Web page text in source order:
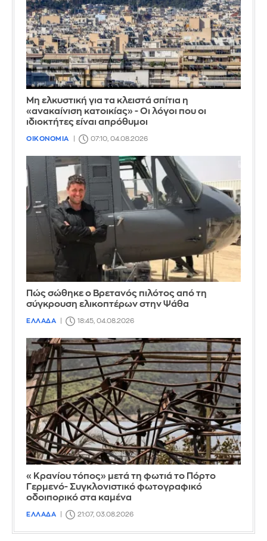
Μη ελκυστική για τα κλειστά σπίτια η
«ανακαίνιση κατοικίας» - Οι λόγοι που οι
ιδιοκτήτες είναι απρόθυμοι
ΟΙΚΟΝΟΜΙΑ 07:10, 04.08.2026
Πώς σώθηκε ο Βρετανός πιλότος από τη
σύγκρουση ελικοπτέρων στην Ψάθα
ΕΛΛΑΔΑ 18:45, 04.08.2026
«Κρανίου τόπος» μετά τη φωτιά το Πόρτο
Γερμενό- Συγκλονιστικό φωτογραφικό
οδοιπορικό στα καμένα
ΕΛΛΑΔΑ 21:07, 03.08.2026